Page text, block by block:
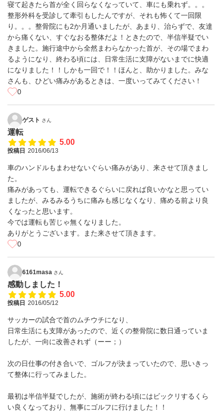
寝て起きたら首が全く回らなくなっていて、車にも乗れず。。。
整形外科を受診して牽引もしたんですが、それも怖くて一回限
り。。。整骨院にも2か月通いましたが、あまり、治らずで、友達
から痛くない、すぐなおる整体だよ！ときたので、半信半疑でい
きました。施行途中から全然まわらなかった首が、その場でまわ
るようになり、終わる頃には、日常生活に支障がないまでに快適
になりました！！しかも一回で！！ほんと、助かりました。みな
さんも、ひどい痛みがあるときは、一度いってみてください！
0
ゲスト さん
運転
5.00
投稿日 2016/06/13
車のハンドルもまわせないぐらい痛みがあり、来させて頂きまし
た。
痛みがあっても、運転できるぐらいに戻れば良いかなと思ってい
ましたが、みるみるうちに痛みも感じなくなり、痛める前より良
くなったと思います。
今では運転も苦じゃ無くなりました。
ありがとうございます。また来させて頂きます。
0
6161masa さん
感動しました！
5.00
投稿日 2016/05/12
サッカーの試合で首のムチウチになり、
日常生活にも支障があったので、近くの整骨院に数日通っていま
したが、一向に改善されず（ーー；）
次の日仕事の付き合いで、ゴルフが決まっていたので、思いきっ
て整体に行ってみました。
最初は半信半疑でしたが、施術が終わる頃にはビックリするくら
い良くなっており、無事にゴルフに行けました！！